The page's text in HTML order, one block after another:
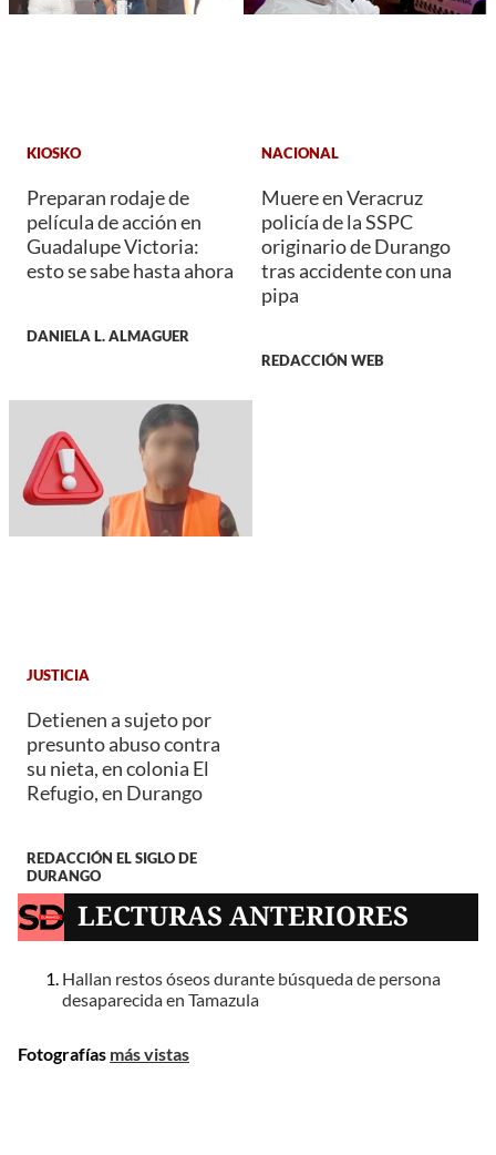
KIOSKO
Preparan rodaje de
película de acción en
Guadalupe Victoria:
esto se sabe hasta ahora
DANIELA L. ALMAGUER
NACIONAL
Muere en Veracruz
policía de la SSPC
originario de Durango
tras accidente con una
pipa
REDACCIÓN WEB
JUSTICIA
Detienen a sujeto por
presunto abuso contra
su nieta, en colonia El
Refugio, en Durango
REDACCIÓN EL SIGLO DE
DURANGO
LECTURAS ANTERIORES
Hallan restos óseos durante búsqueda de persona
desaparecida en Tamazula
Fotografías más vistas